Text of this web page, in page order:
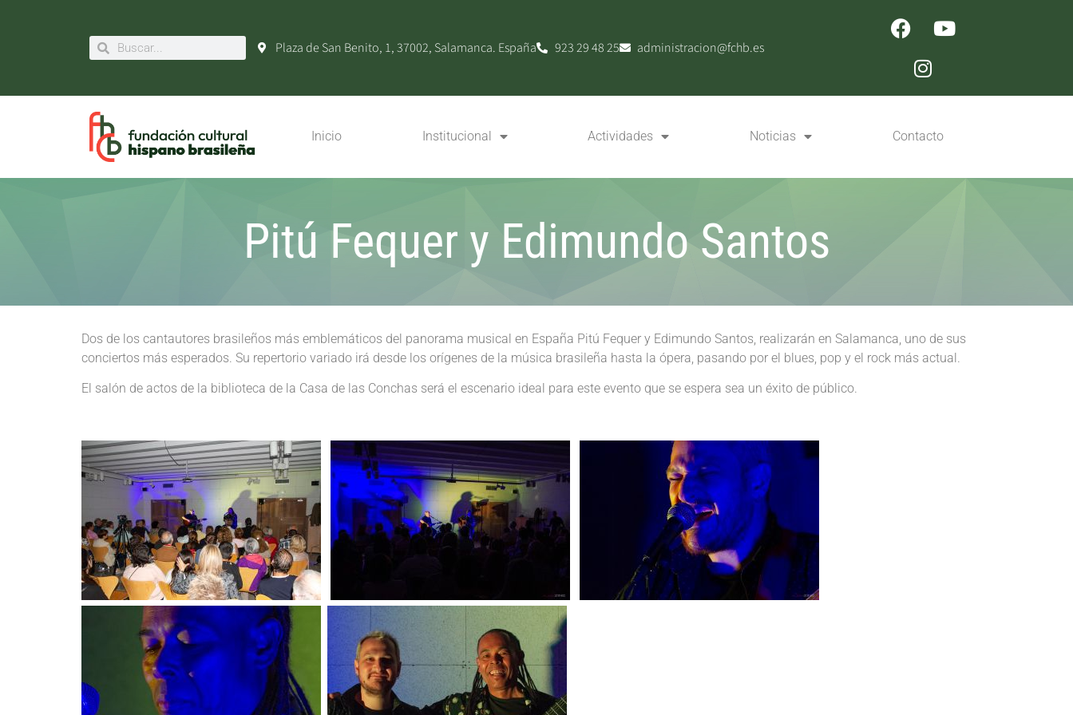
Plaza de San Benito, 1, 37002, Salamanca. España 923 29 48 25 administracion@fchb.es
Inicio Institucional Actividades Noticias Contacto
Pitú Fequer y Edimundo Santos
Dos de los cantautores brasileños más emblemáticos del panorama musical en España Pitú Fequer y Edimundo Santos, realizarán en Salamanca, uno de sus
conciertos más esperados. Su repertorio variado irá desde los orígenes de la música brasileña hasta la ópera, pasando por el blues, pop y el rock más actual.
El salón de actos de la biblioteca de la Casa de las Conchas será el escenario ideal para este evento que se espera sea un éxito de público.